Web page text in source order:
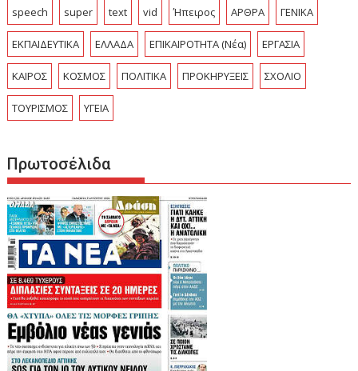
speech super text vid Ήπειρος ΑΡΘΡΑ ΓΕΝΙΚΑ
ΕΚΠΑΙΔΕΥΤΙΚΑ ΕΛΛΑΔΑ ΕΠΙΚΑΙΡΟΤΗΤΑ (Νέα) ΕΡΓΑΣΙΑ
ΚΑΙΡΟΣ ΚΟΣΜΟΣ ΠΟΛΙΤΙΚΑ ΠΡΟΚΗΡΥΞΕΙΣ ΣΧΟΛΙΟ
ΤΟΥΡΙΣΜΟΣ ΥΓΕΙΑ
Πρωτοσέλιδα